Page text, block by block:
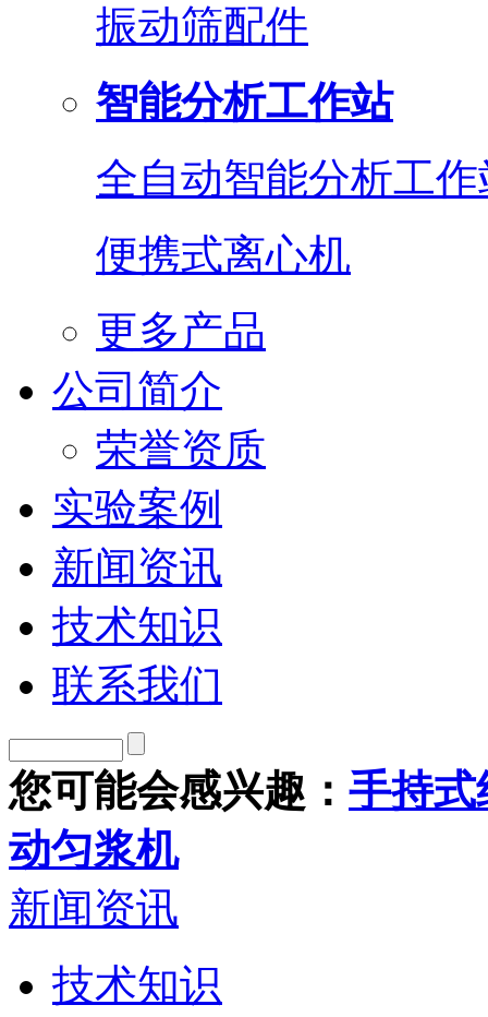
振动筛配件
智能分析工作站
全自动智能分析工作
便携式离心机
更多产品
公司简介
荣誉资质
实验案例
新闻资讯
技术知识
联系我们
您可能会感兴趣： 手持式
动匀浆机
新闻资讯
技术知识